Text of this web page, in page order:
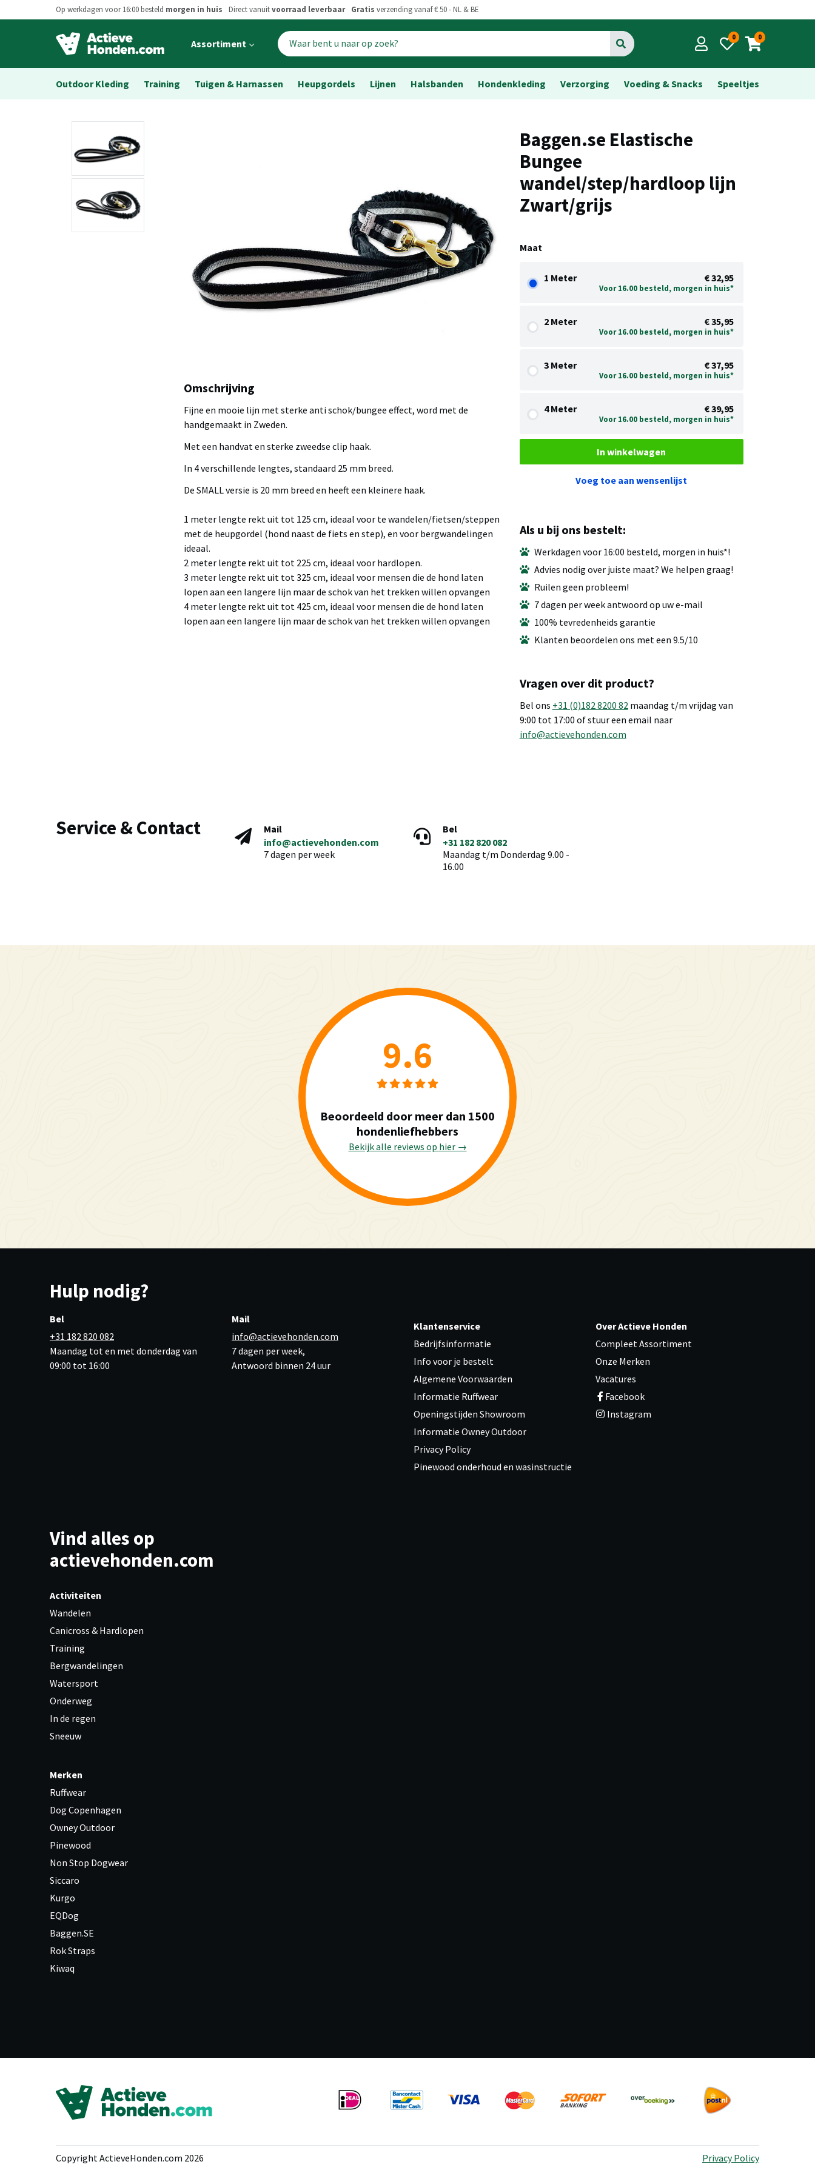
Op werkdagen voor 16:00 besteld morgen in huis Direct vanuitvoorraad leverbaar Gratis verzending vanaf € 50 - NL & BE
Open
menu
Assortiment Go 0 0
Outdoor Kleding Training Tuigen & Harnassen Heupgordels Lijnen Halsbanden Hondenkleding Verzorging Voeding & Snacks Speeltjes
Baggen.se Elastische
Bungee
wandel/step/hardloop lijn
Zwart/grijs
Maat
1 Meter € 32,95
Voor 16.00 besteld, morgen in huis*
2 Meter € 35,95
Voor 16.00 besteld, morgen in huis*
3 Meter € 37,95
Voor 16.00 besteld, morgen in huis*
4 Meter € 39,95
Voor 16.00 besteld, morgen in huis*
In winkelwagen
Voeg toe aan wensenlijst
Omschrijving
Fijne en mooie lijn met sterke anti schok/bungee effect, word met de
handgemaakt in Zweden.
Met een handvat en sterke zweedse clip haak.
In 4 verschillende lengtes, standaard 25 mm breed.
De SMALL versie is 20 mm breed en heeft een kleinere haak.
1 meter lengte rekt uit tot 125 cm, ideaal voor te wandelen/fietsen/steppen
met de heupgordel (hond naast de fiets en step), en voor bergwandelingen
ideaal.
2 meter lengte rekt uit tot 225 cm, ideaal voor hardlopen.
3 meter lengte rekt uit tot 325 cm, ideaal voor mensen die de hond laten
lopen aan een langere lijn maar de schok van het trekken willen opvangen
4 meter lengte rekt uit tot 425 cm, ideaal voor mensen die de hond laten
lopen aan een langere lijn maar de schok van het trekken willen opvangen
Als u bij ons bestelt:
Werkdagen voor 16:00 besteld, morgen in huis*!
Advies nodig over juiste maat? We helpen graag!
Ruilen geen probleem!
7 dagen per week antwoord op uw e-mail
100% tevredenheids garantie
Klanten beoordelen ons met een 9.5/10
Vragen over dit product?
Bel ons +31 (0)182 8200 82maandag t/m vrijdag van
9:00 tot 17:00 of stuur een email naar
info@actievehonden.com
Service & Contact
Mail
info@actievehonden.com
7 dagen per week
Bel
+31 182 820 082
Maandag t/m Donderdag 9.00 -
16.00
9.6
Beoordeeld door meer dan 1500
hondenliefhebbers
Bekijk alle reviews op hier →
Hulp nodig?
Bel
+31 182 820 082
Maandag tot en met donderdag van
09:00 tot 16:00
Mail
info@actievehonden.com
7 dagen per week,
Antwoord binnen 24 uur
Klantenservice
Bedrijfsinformatie
Info voor je bestelt
Algemene Voorwaarden
Informatie Ruffwear
Openingstijden Showroom
Informatie Owney Outdoor
Privacy Policy
Pinewood onderhoud en wasinstructie
Over Actieve Honden
Compleet Assortiment
Onze Merken
Vacatures
Facebook
Instagram
Vind alles op
actievehonden.com
Activiteiten
Wandelen
Canicross & Hardlopen
Training
Bergwandelingen
Watersport
Onderweg
In de regen
Sneeuw
Merken
Ruffwear
Dog Copenhagen
Owney Outdoor
Pinewood
Non Stop Dogwear
Siccaro
Kurgo
EQDog
Baggen.SE
Rok Straps
Kiwaq
Copyright ActieveHonden.com 2026 Privacy Policy